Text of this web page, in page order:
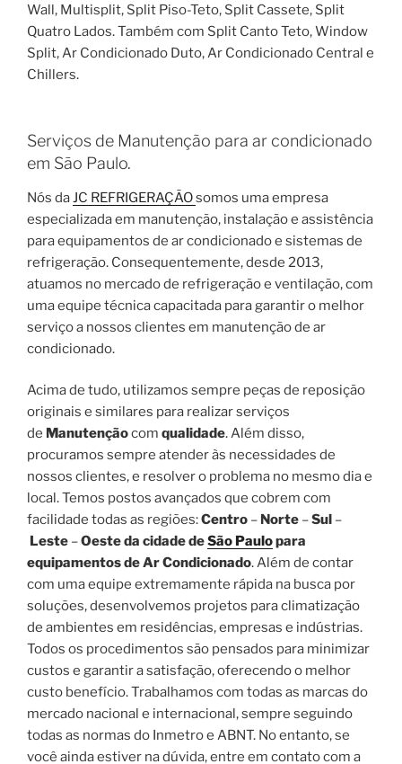
Wall, Multisplit, Split Piso-Teto, Split Cassete, Split
Quatro Lados. Também com Split Canto Teto, Window
Split, Ar Condicionado Duto, Ar Condicionado Central e
Chillers.
Serviços de Manutenção para ar condicionado
em São Paulo.
Nós daJC REFRIGERAÇÃOsomos uma empresa
especializada em manutenção, instalação e assistência
para equipamentos de ar condicionado e sistemas de
refrigeração. Consequentemente, desde 2013,
atuamos no mercado de refrigeração e ventilação, com
uma equipe técnica capacitada para garantir o melhor
serviço a nossos clientes em manutenção de ar
condicionado.
Acima de tudo, utilizamos sempre peças de reposição
originais e similares para realizar serviços
de Manutençãocom qualidade. Além disso,
procuramos sempre atender às necessidades de
nossos clientes, e resolver o problema no mesmo dia e
local. Temos postos avançados que cobrem com
facilidade todas as regiões:Centro – Norte –Sul –
Leste –Oeste da cidade deSão Paulopara
equipamentos de Ar Condicionado. Além de contar
com uma equipe extremamente rápida na busca por
soluções, desenvolvemos projetos para climatização
de ambientes em residências, empresas e indústrias.
Todos os procedimentos são pensados para minimizar
custos e garantir a satisfação, oferecendo o melhor
custo benefício. Trabalhamos com todas as marcas do
mercado nacional e internacional, sempre seguindo
todas as normas do Inmetro e ABNT. No entanto, se
você ainda estiver na dúvida, entre em contato com a